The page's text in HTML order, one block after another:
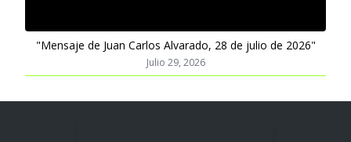
"Mensaje de Juan Carlos Alvarado, 28 de julio de 2026"
Julio 29, 2026